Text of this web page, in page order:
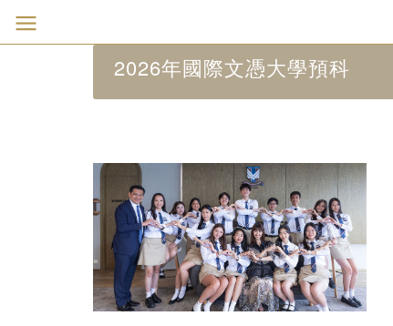
2026年國際文憑大學預科